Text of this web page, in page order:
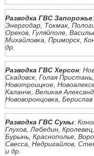
Разводка ГВС Запорожье
Энергодар, Токмак,
Орехов, Гуляйполе,
Михайловка, Приморск,
др.
Разводка ГВС Херсон:
Скадовск, Голая
Новотроицкое,
Каланчк, Великая
Нововоронцовка, Берислав
Разводка ГВС Сумы:
Глухов, Лебедин,
Бурынь, Краснополье,
Свесса, Недригайлов,
и др.